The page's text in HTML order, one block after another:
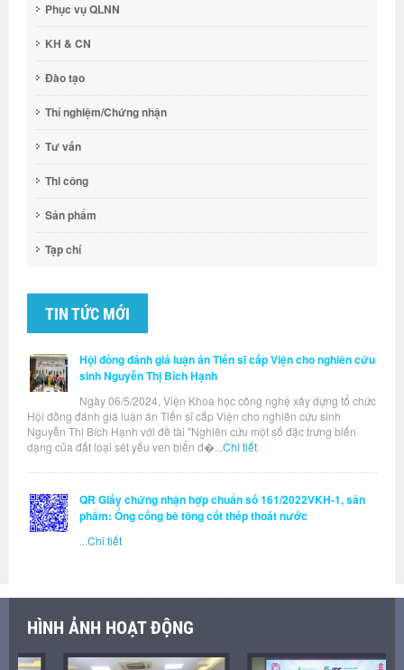
Phục vụ QLNN
KH & CN
Đào tạo
Thí nghiệm/Chứng nhận
Tư vấn
Thi công
Sản phẩm
Tạp chí
TIN TỨC MỚI
Hội đồng đánh giá luận án Tiến sĩ cấp Viện cho nghiên cứu
sinh Nguyễn Thị Bích Hạnh
Ngày 06/5/2024, Viện Khoa học công nghệ xây dựng tổ chức
Hội đồng đánh giá luận án Tiến sĩ cấp Viện cho nghiên cứu sinh
Nguyễn Thị Bích Hạnh với đề tài "Nghiên cứu một số đặc trưng biến
dạng của đất loại sét yếu ven biển đ�... Chi tiết
QR Giấy chứng nhận hợp chuẩn số 161/2022VKH-1, sản
phẩm: Ống cống bê tông cốt thép thoát nước
Chi tiết
HÌNH ẢNH HOẠT ĐỘNG